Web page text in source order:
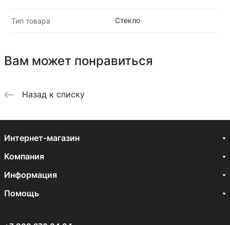
Тип товара Стекло
Вам может понравиться
Назад к списку
Интернет-магазин
Компания
Информация
Помощь